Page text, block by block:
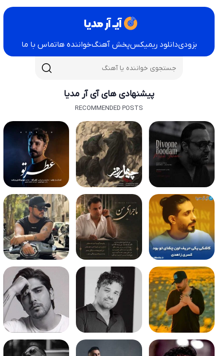
بزودیدانلود ریمیکسپخش آهنگخواننده هاتماس با ما
پیشنهادی های آی آر مدیا
RECOMMENDED POSTS